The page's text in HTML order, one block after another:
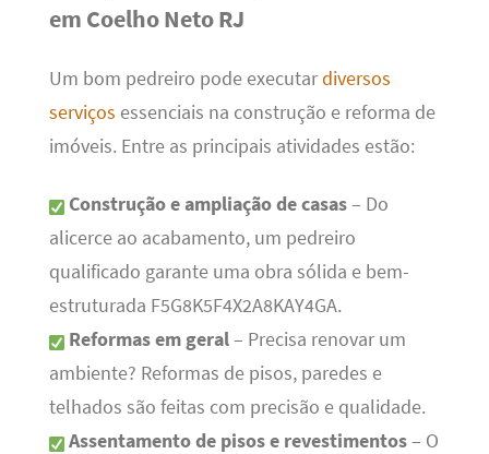
em Coelho Neto RJ
Um bom pedreiro pode executardiversos
serviços essenciais na construção e reforma de
imóveis. Entre as principais atividades estão:
Construção e ampliação de casas– Do
alicerce ao acabamento, um pedreiro
qualificado garante uma obra sólida e bem-
estruturada F5G8K5F4X2A8KAY4GA.
Reformas em geral– Precisa renovar um
ambiente? Reformas de pisos, paredes e
telhados são feitas com precisão e qualidade.
Assentamento de pisos e revestimentos– O